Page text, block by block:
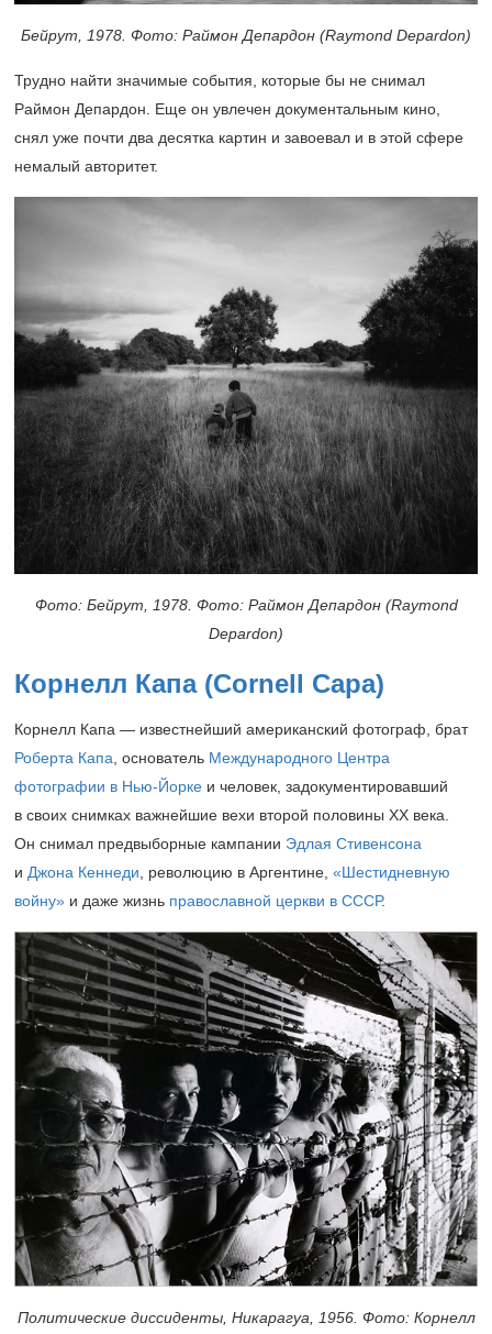
Бейрут, 1978. Фото: Раймон Депардон (Raymond Depardon)
Трудно найти значимые события, которые бы не снимал
Раймон Депардон. Еще он увлечен документальным кино,
снял уже почти два десятка картин и завоевал и в этой сфере
немалый авторитет.
Фото: Бейрут, 1978. Фото: Раймон Депардон (Raymond
Depardon)
Корнелл Капа (Cornell Capa)
Корнелл Капа — известнейший американский фотограф, брат
Роберта Капа, основатель Международного Центра
фотографии в Нью-Йорке и человек, задокументировавший
в своих снимках важнейшие вехи второй половины XX века.
Он снимал предвыборные кампании Эдлая Стивенсона
и Джона Кеннеди, революцию в Аргентине, «Шестидневную
войну» и даже жизнь православной церкви в СССР.
Политические диссиденты, Никарагуа, 1956. Фото: Корнелл